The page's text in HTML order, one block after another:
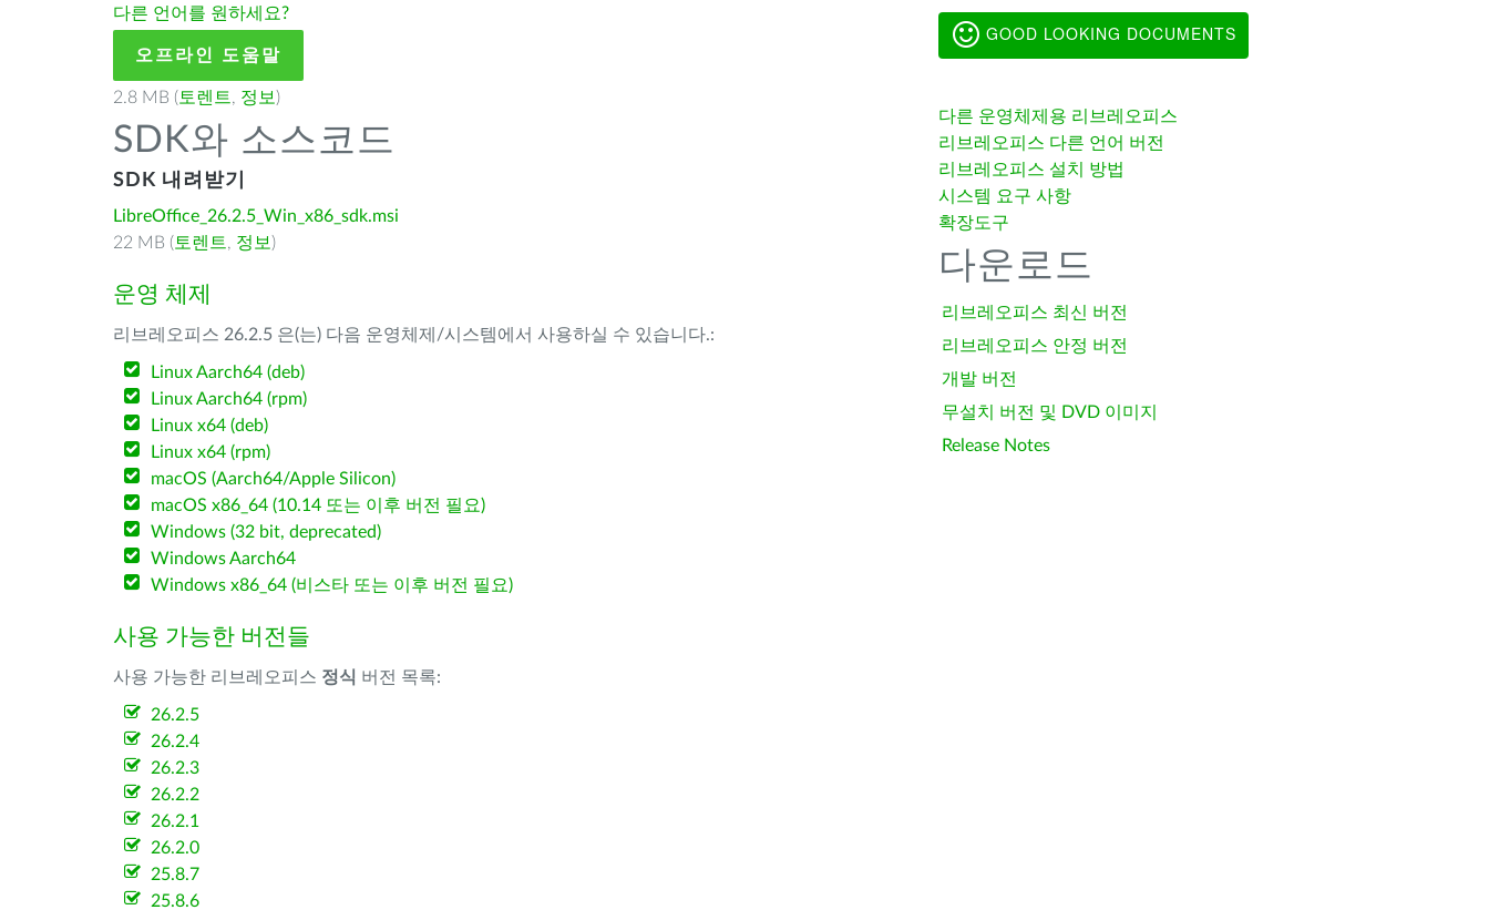
다른 언어를 원하세요?
오프라인 도움말
2.8 MB ( 토렌트, 정보 )
SDK와 소스코드
SDK 내려받기
LibreOffice_26.2.5_Win_x86_sdk.msi
22 MB ( 토렌트, 정보 )
운영 체제
리브레오피스 26.2.5 은(는) 다음 운영체제/시스템에서 사용하실 수 있습니다.:
Linux Aarch64 (deb)
Linux Aarch64 (rpm)
Linux x64 (deb)
Linux x64 (rpm)
macOS (Aarch64/Apple Silicon)
macOS x86_64 (10.14 또는 이후 버전 필요)
Windows (32 bit, deprecated)
Windows Aarch64
Windows x86_64 (비스타 또는 이후 버전 필요)
사용 가능한 버전들
사용 가능한 리브레오피스 정식 버전 목록:
26.2.5
26.2.4
26.2.3
26.2.2
26.2.1
26.2.0
25.8.7
25.8.6
GOOD LOOKING DOCUMENTS
다른 운영체제용 리브레오피스
리브레오피스 다른 언어 버전
리브레오피스 설치 방법
시스템 요구 사항
확장도구
다운로드
리브레오피스 최신 버전
리브레오피스 안정 버전
개발 버전
무설치 버전 및 DVD 이미지
Release Notes